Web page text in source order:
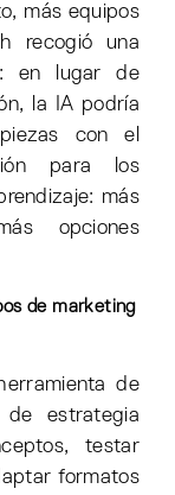
más equipos
recogió una
en lugar de
la IA podría
con el
para los
más
opciones
de marketing
de
de estrategia
testar
formatos